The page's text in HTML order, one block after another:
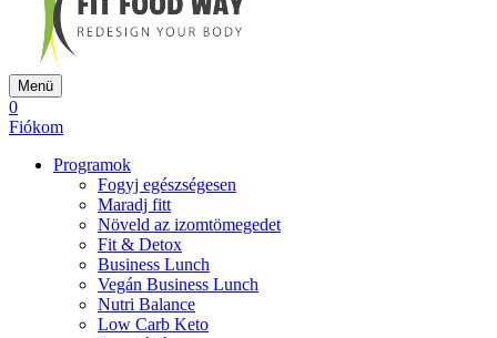
Menü
0
Fiókom
Programok
Fogyj egészségesen
Maradj fitt
Növeld az izomtömegedet
Fit & Detox
Business Lunch
Vegán Business Lunch
Nutri Balance
Low Carb Keto